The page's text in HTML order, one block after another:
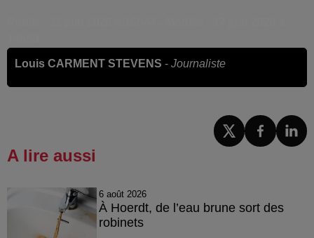
Louis CARMENT STEVENS - Journaliste
A lire aussi
6 août 2026
À Hoerdt, de l’eau brune sort des
robinets